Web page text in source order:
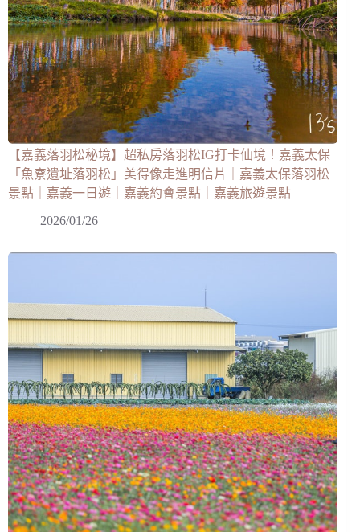
【嘉義落羽松秘境】超私房落羽松IG打卡仙境！嘉義太保
「魚寮遺址落羽松」美得像走進明信片｜嘉義太保落羽松
景點｜嘉義一日遊｜嘉義約會景點｜嘉義旅遊景點
2026/01/26